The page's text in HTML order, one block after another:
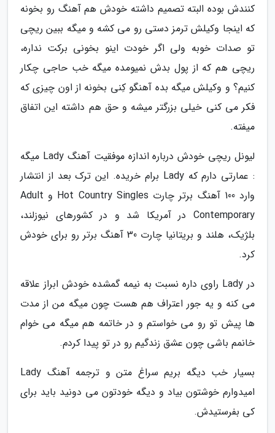
کنندش بوده البته تصمیم داشته خودش هم آهنگ رو بخونه
که اینجا وکیلش ترمز دستی رو می کشه و میگه ببین ریچی
تو صدات خوبه ولی اگر خودت اینو بخونی برکت نداره،
ریچی هم که از پول بدش نمیومده میگه خب حاجی چکار
کنیم؟ و وکیلش میگه بده آهنگو کِنی بخونه از اون چیزی که
فکر می کنی خیلی بزرگتر میشه و حق هم داشته این اتفاق
میفته.
لیونل ریچی خودش درباره اندازه موفقیت آهنگ Lady میگه
: عمارتی دارم که Lady برام خریده. این ترک بعد از انتشار
وارد 100 آهنگ برتر چارت Hot Country Singles و Adult
Contemporary در آمریکا شد و در کشورهای نیوزلند،
بلژیک، هلند و بریتانیا چارت 30 آهنگ برتر رو برای خودش
کرد.
در Lady راوی داره نسبت به نیمه گمشده خودش ابراز علاقه
می کنه و یه جور اعتراف هم هست چون میگه من از مدت
ها پیش تو رو می خواستم و در خاتمه هم میگه می خوام
خانمم باشی چون عشق زندگیم رو در تو پیدا کردم.
بسیار خب دیگه بریم سراغ متن و ترجمه آهنگ Lady
امیدوارم خوشتون بیاد و دیگه خودتون می دونید باید برای
کی بفرستیدش.